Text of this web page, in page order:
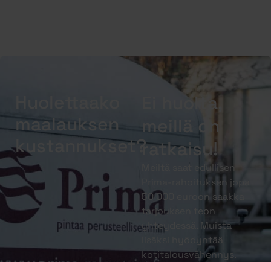
maalauksen
kustannukset?
Ei huolta,
meillä on
ratkaisu!
Meiltä saat edullisen
Prima-rahoituksen jopa
50 000 euroon saakka
tarjouksen teon
yhteydessä. Muista
lisäksi hyödyntää
kotitalousvähennys.